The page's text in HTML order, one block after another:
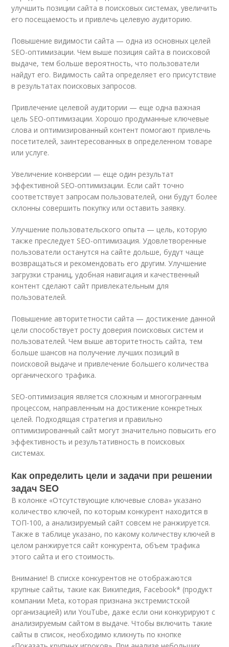
улучшить позиции сайта в поисковых системах, увеличить
его посещаемость и привлечь целевую аудиторию.
Повышение видимости сайта — одна из основных целей
SEO-оптимизации. Чем выше позиция сайта в поисковой
выдаче, тем больше вероятность, что пользователи
найдут его. Видимость сайта определяет его присутствие
в результатах поисковых запросов.
Привлечение целевой аудитории — еще одна важная
цель SEO-оптимизации. Хорошо продуманные ключевые
слова и оптимизированный контент помогают привлечь
посетителей, заинтересованных в определенном товаре
или услуге.
Увеличение конверсии — еще один результат
эффективной SEO-оптимизации. Если сайт точно
соответствует запросам пользователей, они будут более
склонны совершить покупку или оставить заявку.
Улучшение пользовательского опыта — цель, которую
также преследует SEO-оптимизация. Удовлетворенные
пользователи останутся на сайте дольше, будут чаще
возвращаться и рекомендовать его другим. Улучшение
загрузки страниц, удобная навигация и качественный
контент сделают сайт привлекательным для
пользователей.
Повышение авторитетности сайта — достижение данной
цели способствует росту доверия поисковых систем и
пользователей. Чем выше авторитетность сайта, тем
больше шансов на получение лучших позиций в
поисковой выдаче и привлечение большего количества
органического трафика.
SEO-оптимизация является сложным и многогранным
процессом, направленным на достижение конкретных
целей. Подходящая стратегия и правильно
оптимизированный сайт могут значительно повысить его
эффективность и результативность в поисковых
системах.
Как определить цели и задачи при решении
задач SEO
В колонке «Отсутствующие ключевые слова» указано
количество ключей, по которым конкурент находится в
ТОП-100, а анализируемый сайт совсем не ранжируется.
Также в таблице указано, по какому количеству ключей в
целом ранжируется сайт конкурента, объем трафика
этого сайта и его стоимость.
Внимание! В списке конкурентов не отображаются
крупные сайты, такие как Википедия, Facebook* (продукт
компании Meta, которая признана экстремистской
организацией) или YouTube, даже если они конкурируют с
анализируемым сайтом в выдаче. Чтобы включить такие
сайты в список, необходимо кликнуть по кнопке